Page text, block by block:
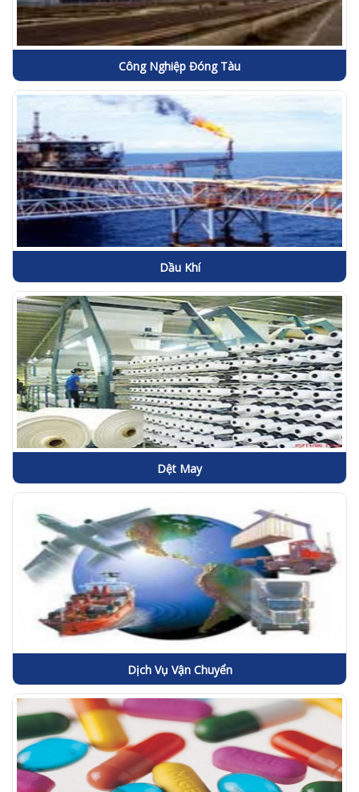
Công Nghiệp Đóng Tàu
Dầu Khí
Dệt May
Dịch Vụ Vận Chuyển